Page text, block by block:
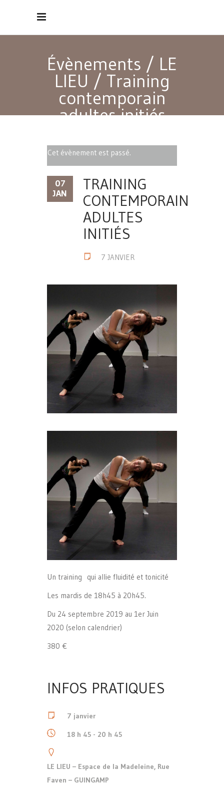
Évènements / LE
LIEU / Training
contemporain
adultes initiés
Cet évènement est passé.
07
JAN
TRAINING
CONTEMPORAIN
ADULTES
INITIÉS
7 JANVIER
Un training qui allie fluidité et tonicité
Les mardis de 18h45 à 20h45.
Du 24 septembre 2019 au 1er Juin
2020 (selon calendrier)
380 €
INFOS PRATIQUES
7 janvier
18 h 45 - 20 h 45
LE LIEU – Espace de la Madeleine, Rue
Faven – GUINGAMP